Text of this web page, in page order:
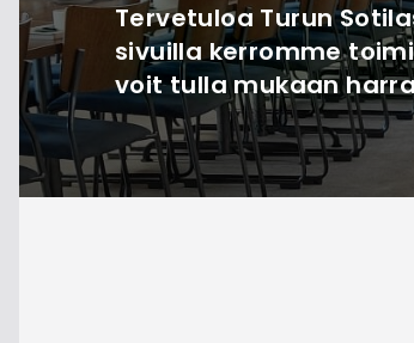
Tervetuloa Turun
sivuilla kerromme
voit tulla mukaan